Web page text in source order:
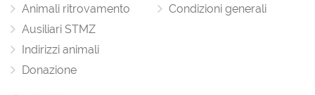
Animali ritrovamento
Ausiliari STMZ
Indirizzi animali
Donazione
Condizioni generali